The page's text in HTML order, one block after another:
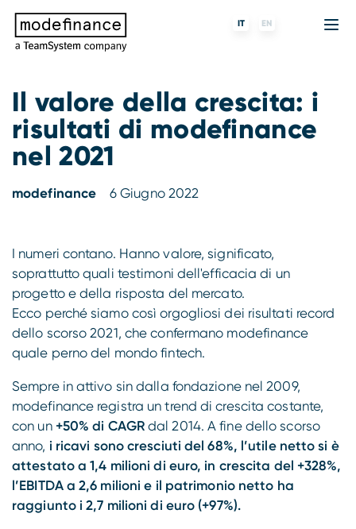
IT EN
Il valore della crescita: i
risultati di modefinance
nel 2021
modefinance 6 Giugno 2022
I numeri contano. Hanno valore, significato,
soprattutto quali testimoni dell'efficacia di un
progetto e della risposta del mercato.
Ecco perché siamo così orgogliosi dei risultati record
dello scorso 2021, che confermano modefinance
quale perno del mondo fintech.
Sempre in attivo sin dalla fondazione nel 2009,
modefinance registra un trend di crescita costante,
con un +50% di CAGRdal 2014. A fine dello scorso
anno, i ricavi sono cresciuti del 68%, l’utile netto si è
attestato a 1,4 milioni di euro, in crescita del +328%,
l’EBITDA a 2,6 milioni e il patrimonio netto ha
raggiunto i 2,7 milioni di euro (+97%).
Agenzia di Rating
Rating ESG
Tigran
MORE
ForST
Data Science
Fintech
Banche e finanziarie
SGR e fondi
Chi siamo
Partner e clienti
Blog
Contatti
Lavora con noi
Compliance